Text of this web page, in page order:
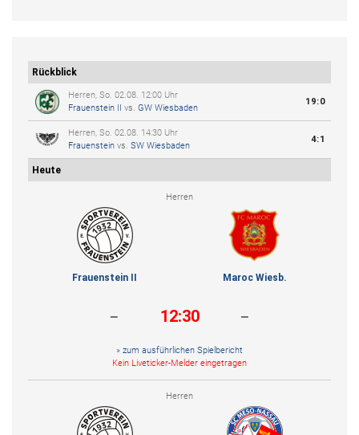
Rückblick
Herren, So. 02.08. 12:00 Uhr
Frauenstein II vs. GW Wiesbaden
19:0
Herren, So. 02.08. 14:30 Uhr
Frauenstein vs. SW Wiesbaden
4:1
Heute
Herren
Frauenstein II Maroc Wiesb.
- 12:30 -
» zum ausführlichen Spielbericht
Kein Liveticker-Melder eingetragen
Herren